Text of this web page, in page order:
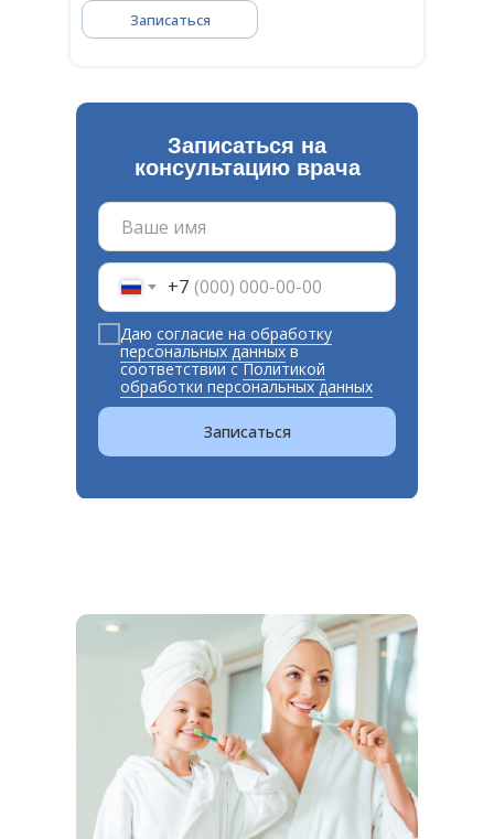
Записаться
Записаться на
консультацию врача
+7
Даю согласие на обработку
персональных данныхв
соответствии сПолитикой
обработки персональных данных
Записаться